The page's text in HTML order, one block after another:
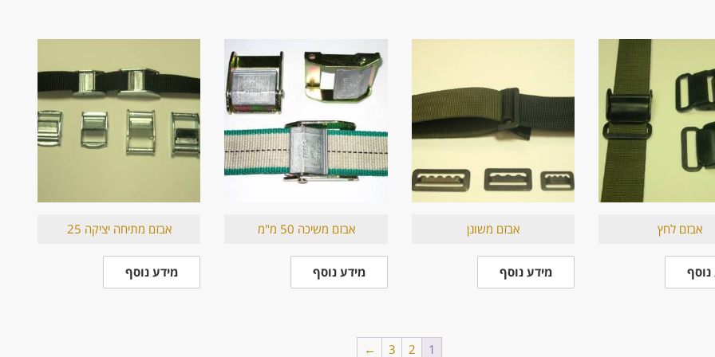
אבזם לחץ
נוסף
אבזם משונן
מידע נוסף
אבזם משיכה 50 מ"מ
מידע נוסף
אבזם מתיחה יציקה 25
מידע נוסף
1
2
3
←